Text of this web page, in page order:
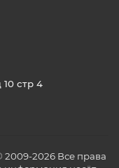
стр 4
2009-2026 Все права